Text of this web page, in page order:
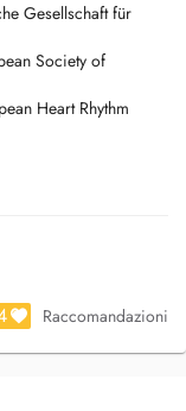
Gesellschaft für
Society of
Heart Rhythm
Raccomandazioni